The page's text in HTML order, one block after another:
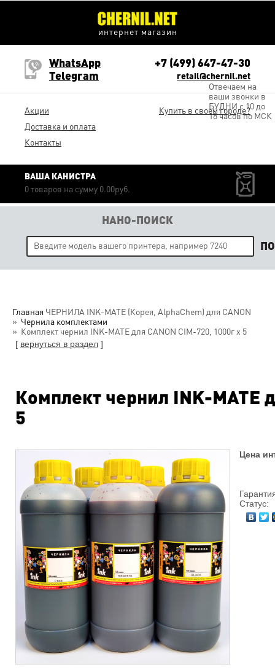
интернет магазин
Акции
Доставка и оплата
Контакты
WhatsApp
Telegram
retail@chernil.net
+7 (499) 647-47-30
Отвечаем на
ваши звонки в
БУДНИ с 10 до
18 часов по МСК
Купить в своем городе?
ВАША КАНИСТРА
0 товаров на сумму 0.00руб.
НАНО-ПОИСК
Главная ЧЕРНИЛА INK-MATE (Корея, AlphaChem) для CANON
Чернила комплектами
Комплект чернил INK-MATE для CANON CIM-720, 1000г x 5
[ вернуться в раздел ]
Комплект чернил INK-MATE
5
Цена
Статус: